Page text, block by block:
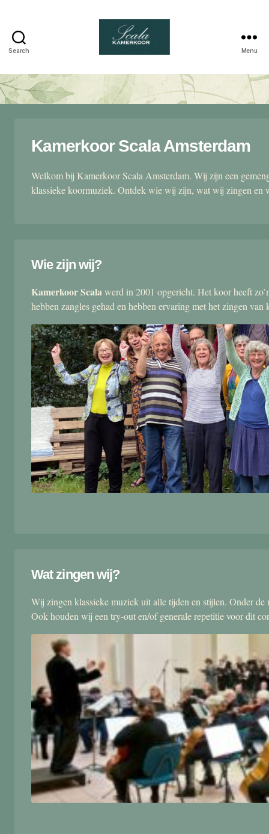
Search
kamerkoor
Menu
Kamerkoor Scala Amsterdam
Welkom bij Kamerkoor Scala Amsterdam. Wij zijn een
klassieke koormuziek. Ontdek wie wij zijn, wat wij zingen en
Wie zijn wij?
Kamerkoor Scalawerd in 2001 opgericht. Het koor heeft
hebben zangles gehad en hebben ervaring met het zingen van
Wat zingen wij?
Wij zingen klassieke muziek uit alle tijden en stijlen. Onder
Ook houden wij een try-out en/of generale repetitie voor dit